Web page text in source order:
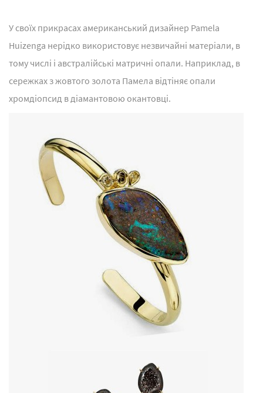
У своїх прикрасах американський дизайнер Pamela
Huizenga нерідко використовує незвичайні матеріали, в
тому числі і австралійські матричні опали. Наприклад, в
сережках з жовтого золота Памела відтіняє опали
хромдіопсид в діамантовою окантовці.